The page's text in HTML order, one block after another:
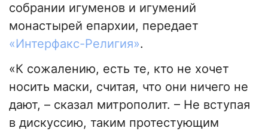
собрании игуменов и игумений
монастырей епархии, передает
«Интерфакс-Религия».
«К сожалению, есть те, кто не хочет
носить маски, считая, что они ничего не
дают, – сказал митрополит. – Не вступая
в дискуссию, таким протестующим